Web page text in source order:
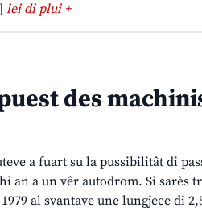
lei di plui +
des
a fuart su la pussibilitât di
an a un vêr autodrom. Si sarès
al svantave une lungjece di